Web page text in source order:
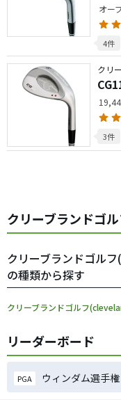
オー
4件
クリ
3件
クリーブランドゴ
クリーブランドゴル
の種類から探す
クリーブランドゴルフ
リーダーボード
PGA ウィンダム選手